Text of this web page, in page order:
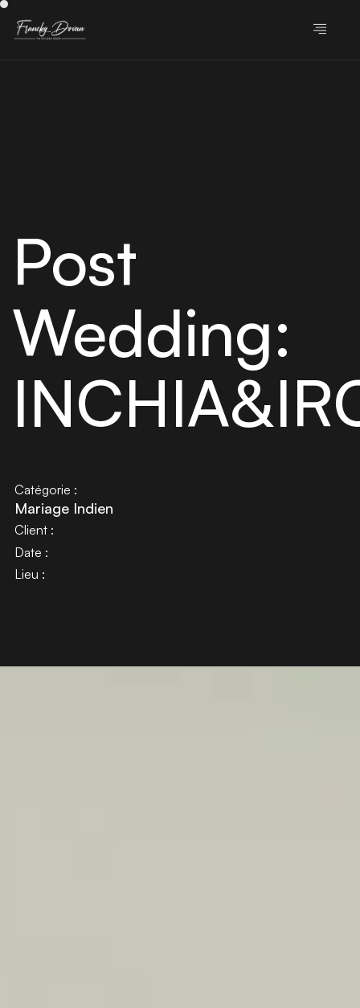
Post
Wedding:
Catégorie :
Mariage Indien
Client :
Date :
Lieu :